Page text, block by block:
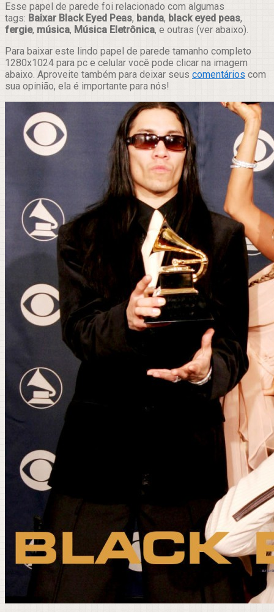
Esse papel de parede foi relacionado com algumas
tags: Baixar Black Eyed Peas, banda, black eyed peas,
fergie, música, Música Eletrônica, e outras (ver abaixo).
Para baixar este lindo papel de parede tamanho completo
1280x1024 para pc e celular você pode clicar na imagem
abaixo. Aproveite também para deixar seus comentários com
sua opinião, ela é importante para nós!